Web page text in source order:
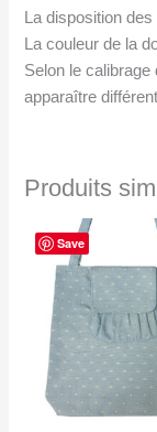
La disposition des
La couleur de la
Selon le
apparaître
Produits
Save